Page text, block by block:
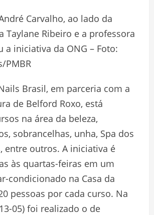
Carvalho, ao lado da
Taylane Ribeiro e a professora
a iniciativa da ONG – Foto:
PMBR
Brasil, em parceria com a
de Belford Roxo, está
na área da beleza,
sobrancelhas, unha, Spa dos
entre outros. A iniciativa é
às quartas-feiras em um
condicionado na Casa da
pessoas por cada curso. Na
05) foi realizado o de